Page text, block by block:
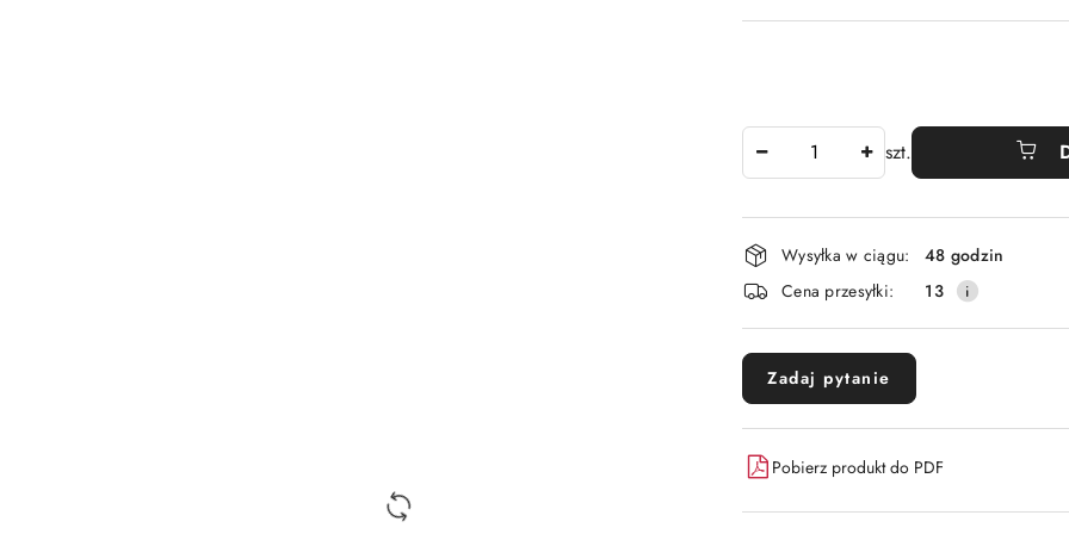
szt.
Dostępność
i
dostawa
Wysyłka w ciągu:
48 godzin
Cena przesyłki:
13
Zadaj pytanie
Pobierz produkt do PDF